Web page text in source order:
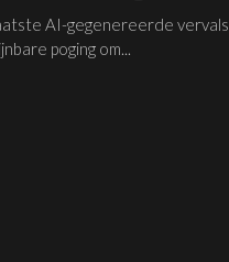
AI-gegenereerde
poging om...